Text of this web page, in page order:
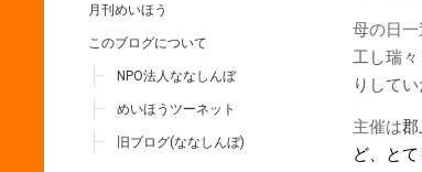
月刊めいほう
このブログについて
NPO法人ななしんぼ
めいほうツーネット
旧ブログ(ななしんぼ)
母の日一
工し瑞
りしてい
主催は
ど、と